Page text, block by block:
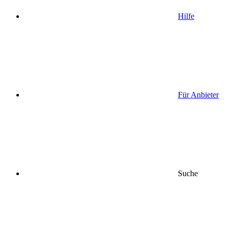
Hilfe
Für Anbieter
Suche